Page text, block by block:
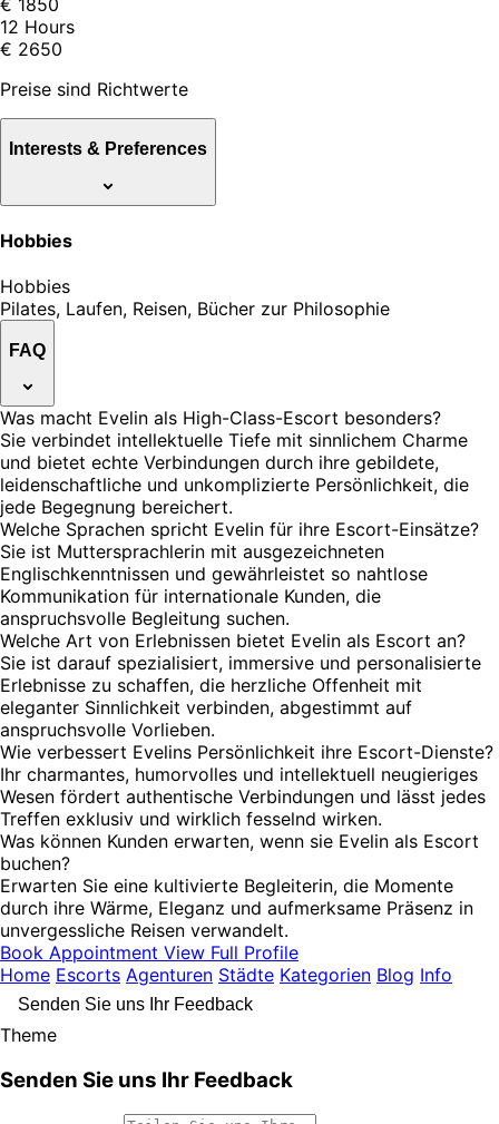
€ 1850
12 Hours
€ 2650
Preise sind Richtwerte
Interests & Preferences
Hobbies
Hobbies
Pilates, Laufen, Reisen, Bücher zur Philosophie
FAQ
Was macht Evelin als High-Class-Escort besonders?
Sie verbindet intellektuelle Tiefe mit sinnlichem Charme
und bietet echte Verbindungen durch ihre gebildete,
leidenschaftliche und unkomplizierte Persönlichkeit, die
jede Begegnung bereichert.
Welche Sprachen spricht Evelin für ihre Escort-Einsätze?
Sie ist Muttersprachlerin mit ausgezeichneten
Englischkenntnissen und gewährleistet so nahtlose
Kommunikation für internationale Kunden, die
anspruchsvolle Begleitung suchen.
Welche Art von Erlebnissen bietet Evelin als Escort an?
Sie ist darauf spezialisiert, immersive und personalisierte
Erlebnisse zu schaffen, die herzliche Offenheit mit
eleganter Sinnlichkeit verbinden, abgestimmt auf
anspruchsvolle Vorlieben.
Wie verbessert Evelins Persönlichkeit ihre Escort-Dienste?
Ihr charmantes, humorvolles und intellektuell neugieriges
Wesen fördert authentische Verbindungen und lässt jedes
Treffen exklusiv und wirklich fesselnd wirken.
Was können Kunden erwarten, wenn sie Evelin als Escort
buchen?
Erwarten Sie eine kultivierte Begleiterin, die Momente
durch ihre Wärme, Eleganz und aufmerksame Präsenz in
unvergessliche Reisen verwandelt.
Book Appointment View Full Profile
Home Escorts Agenturen Städte Kategorien Blog Info
Senden Sie uns Ihr Feedback
Theme
Senden Sie uns Ihr Feedback